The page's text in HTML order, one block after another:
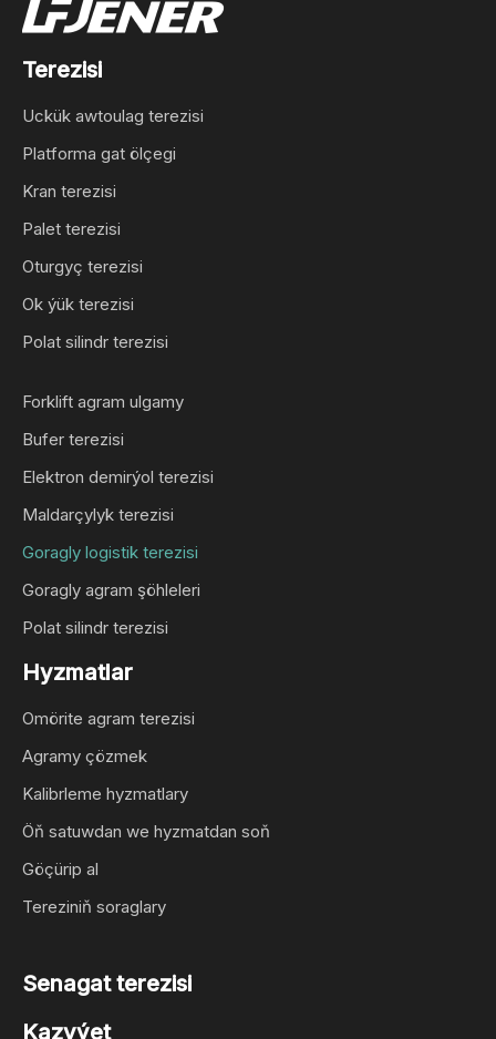
Terezisi
Uckük awtoulag terezisi
Platforma gat ölçegi
Kran terezisi
Palet terezisi
Oturgyç terezisi
Ok ýük terezisi
Polat silindr terezisi
Forklift agram ulgamy
Bufer terezisi
Elektron demirýol terezisi
Maldarçylyk terezisi
Goragly logistik terezisi
Goragly agram şöhleleri
Polat silindr terezisi
Hyzmatlar
Omörite agram terezisi
Agramy çözmek
Kalibrleme hyzmatlary
Öň satuwdan we hyzmatdan soň
Göçürip al
Tereziniň soraglary
Senagat terezisi
Kazyýet